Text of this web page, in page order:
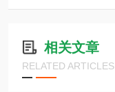
相关文章
RELATED ARTICLES